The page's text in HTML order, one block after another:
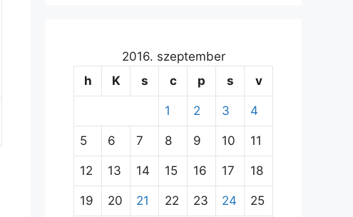
2016. szeptember
h
K s c p s v
1 2 3 4
5 6 7 8 9 10 11
12 13 14 15 16 17 18
19 20 21 22 23 24 25